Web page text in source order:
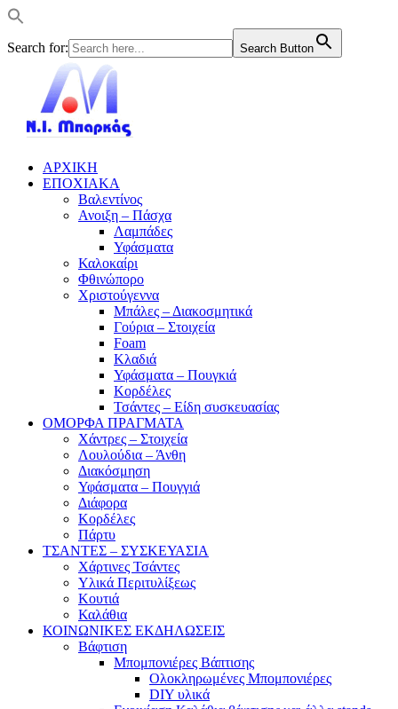
Search for: Search Button
ΑΡΧΙΚΗ
ΕΠΟΧΙΑΚΑ
Βαλεντίνος
Ανοιξη – Πάσχα
Λαμπάδες
Υφάσματα
Καλοκαίρι
Φθινώπορο
Χριστούγεννα
Μπάλες – Διακοσμητικά
Γούρια – Στοιχεία
Foam
Κλαδιά
Υφάσματα – Πουγκιά
Κορδέλες
Τσάντες – Είδη συσκευασίας
ΟΜΟΡΦΑ ΠΡΑΓΜΑΤΑ
Χάντρες – Στοιχεία
Λουλούδια – Άνθη
Διακόσμηση
Υφάσματα – Πουγγιά
Διάφορα
Κορδέλες
Πάρτυ
ΤΣΑΝΤΕΣ – ΣΥΣΚΕΥΑΣΙΑ
Χάρτινες Τσάντες
Υλικά Περιτυλίξεως
Κουτιά
Καλάθια
ΚΟΙΝΩΝΙΚΕΣ ΕΚΔΗΛΩΣΕΙΣ
Βάφτιση
Μπομπονιέρες Βάπτισης
Ολοκληρωμένες Μπομπονιέρες
DIY υλικά